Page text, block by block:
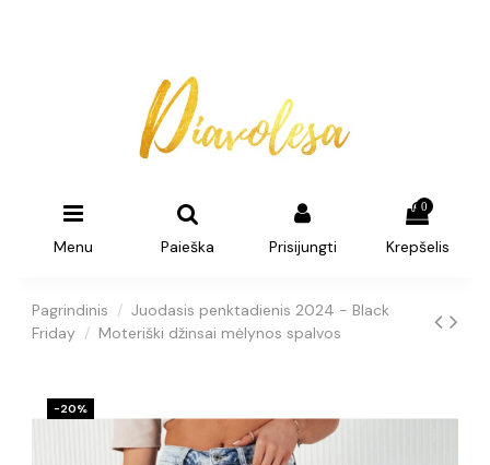
Menu Paieška Prisijungti
0
Krepšelis
Pagrindinis
Juodasis penktadienis 2024 - Black
Friday
Moteriški džinsai mėlynos spalvos
−20%